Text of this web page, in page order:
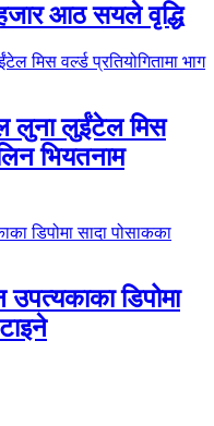
आठ सयले वृद्धि
लुना लुईंटेल मिस
भियतनाम
उपत्यकाका डिपोमा